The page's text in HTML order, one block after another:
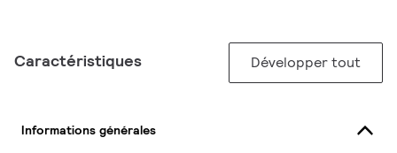
Caractéristiques Développer tout
Informations générales